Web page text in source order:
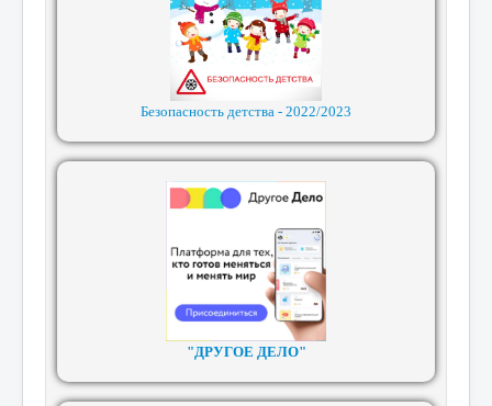
Безопасность детства - 2022/2023
"ДРУГОЕ ДЕЛО"